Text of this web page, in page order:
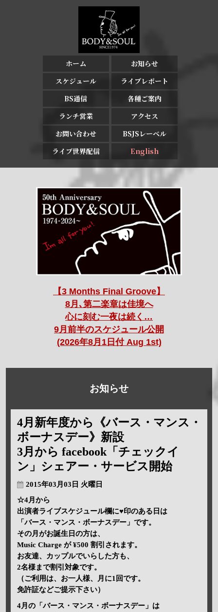
ホーム
お知らせ
スケジュール
ライブレポート
BS通信
各種ご案内
ランチ営業
アクセス
お問い合わせ
BSJSレーベル
ライブ世界配信
English
【3 Months Final Groove】
8月､第二楽章は佳境へ
心に刻む一夜は続く…
9月前半のスケジュール公開
(2026年8月1日付 Aug 1st)
お知らせ
4月新年度から《バース・マンス・
ボーナスデー》新設
3月から facebook「チェックイ
ン」シェアー・サービス開始
2015年03月03日 火曜日
☆4月から
出演者ライブスケジュール欄に♥印のある日は
「バース・マンス・ボーナスデー」です。
その月がお誕生日の方は、
Music Charge が ¥500 割引されます。
お友達、カップルでいらした方も、
2名様まで割引対象です。
（ご利用は、お一人様、月に1回です。
免許証などご提示下さい）
4月の「バース・マンス・ボーナスデー」は